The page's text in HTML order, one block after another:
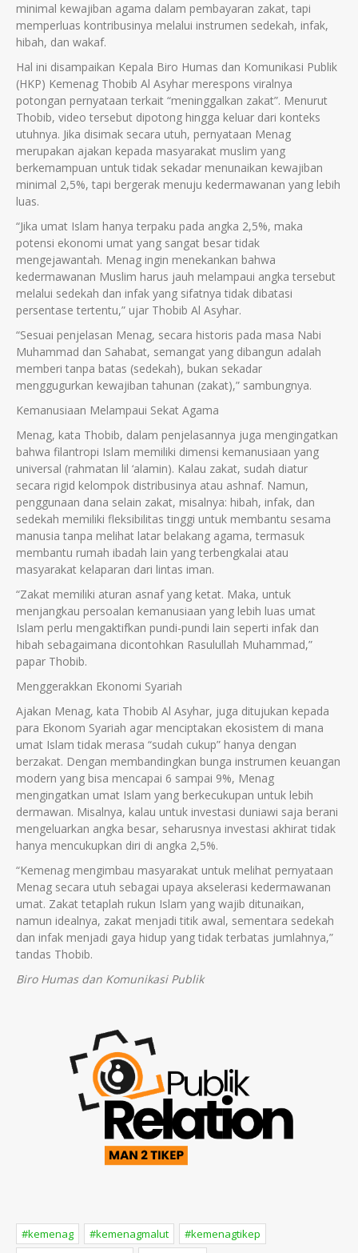
minimal kewajiban agama dalam pembayaran zakat, tapi
memperluas kontribusinya melalui instrumen sedekah, infak,
hibah, dan wakaf.
Hal ini disampaikan Kepala Biro Humas dan Komunikasi Publik
(HKP) Kemenag Thobib Al Asyhar merespons viralnya
potongan pernyataan terkait “meninggalkan zakat”. Menurut
Thobib, video tersebut dipotong hingga keluar dari konteks
utuhnya. Jika disimak secara utuh, pernyataan Menag
merupakan ajakan kepada masyarakat muslim yang
berkemampuan untuk tidak sekadar menunaikan kewajiban
minimal 2,5%, tapi bergerak menuju kedermawanan yang lebih
luas.
“Jika umat Islam hanya terpaku pada angka 2,5%, maka
potensi ekonomi umat yang sangat besar tidak
mengejawantah. Menag ingin menekankan bahwa
kedermawanan Muslim harus jauh melampaui angka tersebut
melalui sedekah dan infak yang sifatnya tidak dibatasi
persentase tertentu,” ujar Thobib Al Asyhar.
“Sesuai penjelasan Menag, secara historis pada masa Nabi
Muhammad dan Sahabat, semangat yang dibangun adalah
memberi tanpa batas (sedekah), bukan sekadar
menggugurkan kewajiban tahunan (zakat),” sambungnya.
Kemanusiaan Melampaui Sekat Agama
Menag, kata Thobib, dalam penjelasannya juga mengingatkan
bahwa filantropi Islam memiliki dimensi kemanusiaan yang
universal (rahmatan lil ‘alamin). Kalau zakat, sudah diatur
secara rigid kelompok distribusinya atau ashnaf. Namun,
penggunaan dana selain zakat, misalnya: hibah, infak, dan
sedekah memiliki fleksibilitas tinggi untuk membantu sesama
manusia tanpa melihat latar belakang agama, termasuk
membantu rumah ibadah lain yang terbengkalai atau
masyarakat kelaparan dari lintas iman.
“Zakat memiliki aturan asnaf yang ketat. Maka, untuk
menjangkau persoalan kemanusiaan yang lebih luas umat
Islam perlu mengaktifkan pundi-pundi lain seperti infak dan
hibah sebagaimana dicontohkan Rasulullah Muhammad,”
papar Thobib.
Menggerakkan Ekonomi Syariah
Ajakan Menag, kata Thobib Al Asyhar, juga ditujukan kepada
para Ekonom Syariah agar menciptakan ekosistem di mana
umat Islam tidak merasa “sudah cukup” hanya dengan
berzakat. Dengan membandingkan bunga instrumen keuangan
modern yang bisa mencapai 6 sampai 9%, Menag
mengingatkan umat Islam yang berkecukupan untuk lebih
dermawan. Misalnya, kalau untuk investasi duniawi saja berani
mengeluarkan angka besar, seharusnya investasi akhirat tidak
hanya mencukupkan diri di angka 2,5%.
“Kemenag mengimbau masyarakat untuk melihat pernyataan
Menag secara utuh sebagai upaya akselerasi kedermawanan
umat. Zakat tetaplah rukun Islam yang wajib ditunaikan,
namun idealnya, zakat menjadi titik awal, sementara sedekah
dan infak menjadi gaya hidup yang tidak terbatas jumlahnya,”
tandas Thobib.
Biro Humas dan Komunikasi Publik
#kemenag #kemenagmalut
#kemenagtikep